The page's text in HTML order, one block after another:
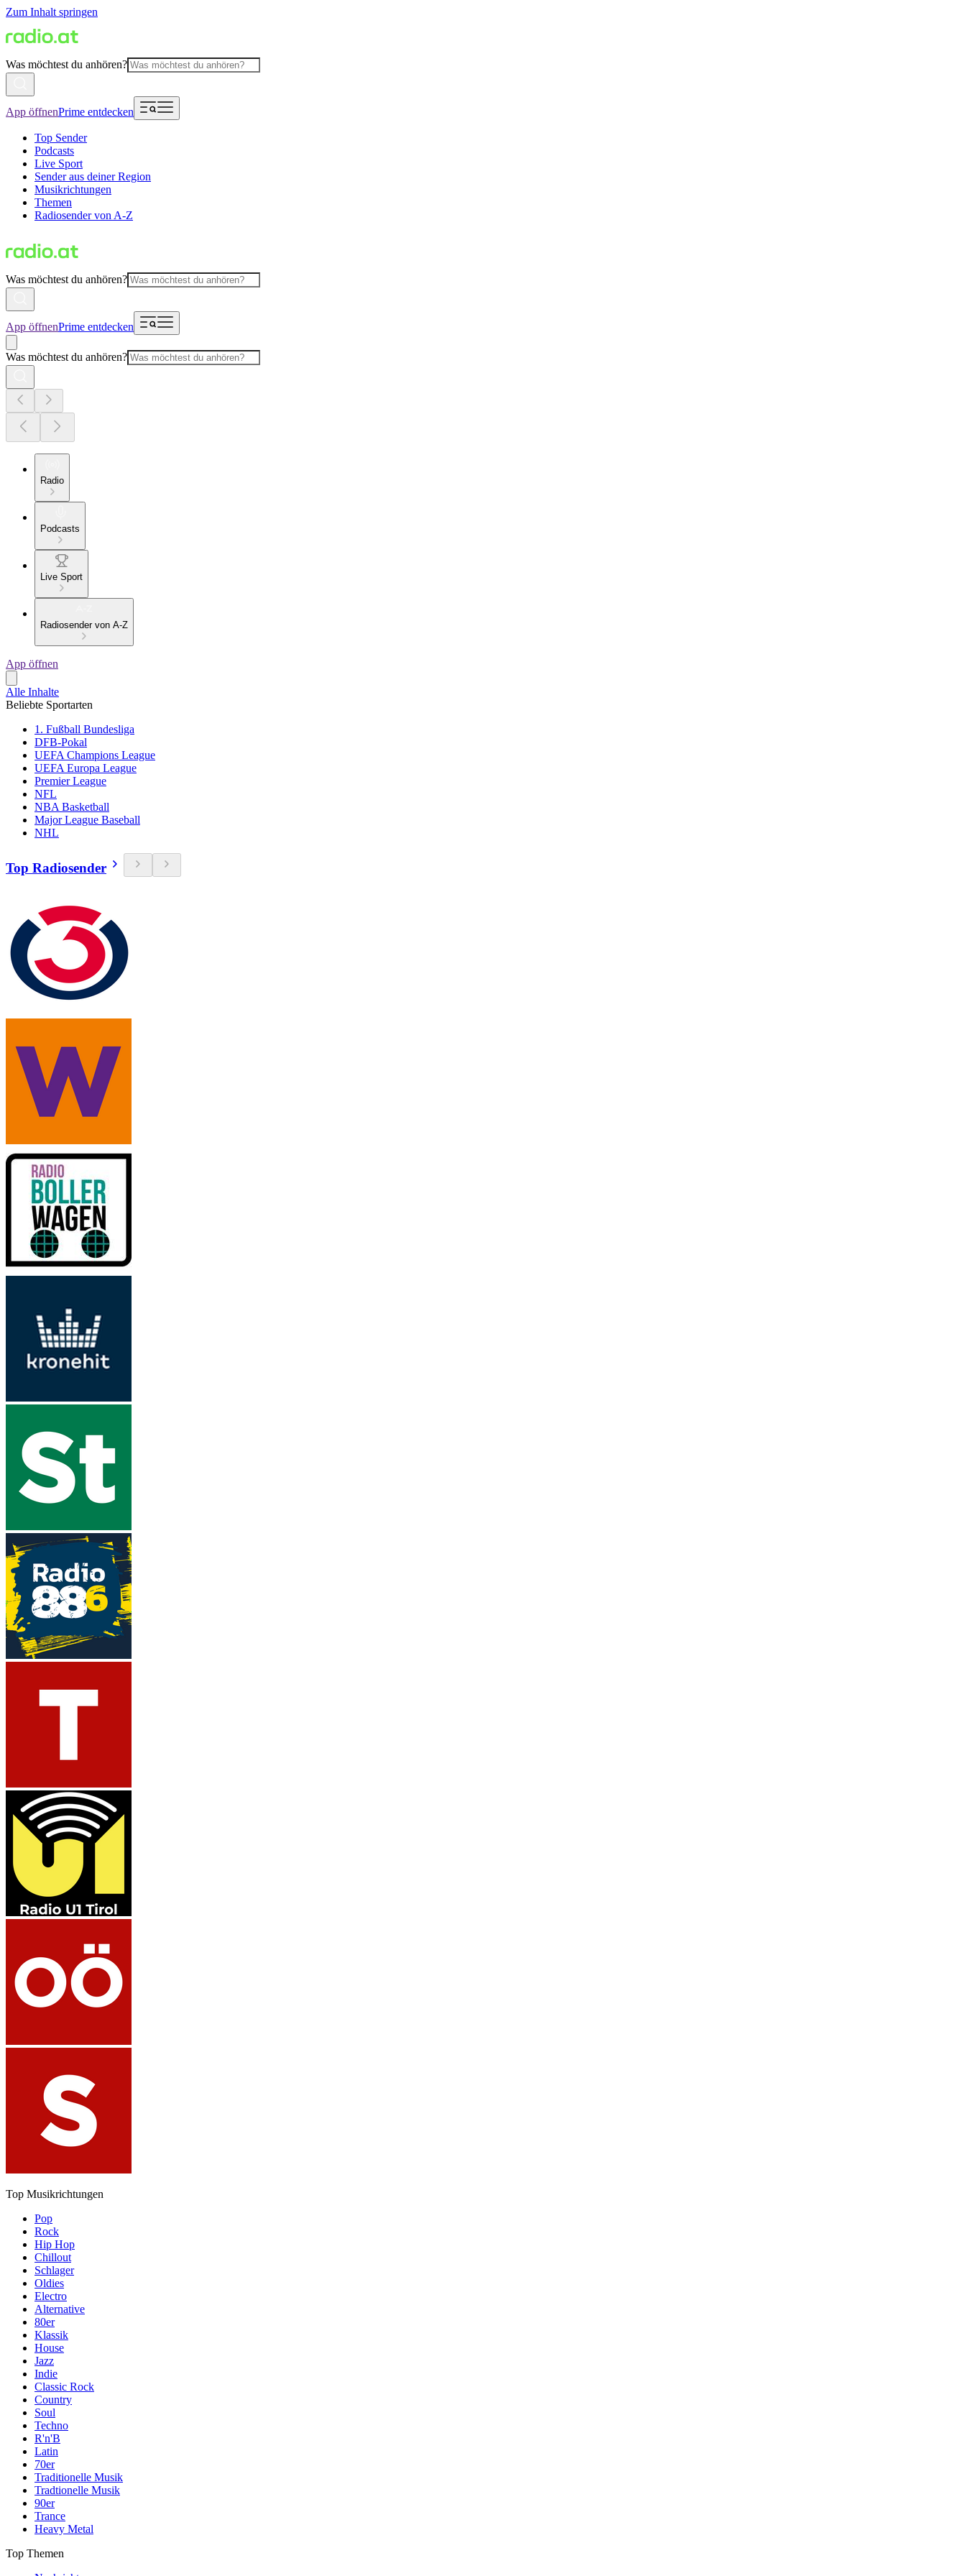
Zum Inhalt springen
Was möchtest du anhören?
App öffnenPrime entdecken
Top Sender
Podcasts
Live Sport
Sender aus deiner Region
Musikrichtungen
Themen
Radiosender von A-Z
Was möchtest du anhören?
App öffnenPrime entdecken
Was möchtest du anhören?
Radio
Podcasts
Live Sport
Radiosender von A-Z
App öffnen
Alle Inhalte
Beliebte Sportarten
1. Fußball Bundesliga
DFB-Pokal
UEFA Champions League
UEFA Europa League
Premier League
NFL
NBA Basketball
Major League Baseball
NHL
Top Radiosender
Top Musikrichtungen
Pop
Rock
Hip Hop
Chillout
Schlager
Oldies
Electro
Alternative
80er
Klassik
House
Jazz
Indie
Classic Rock
Country
Soul
Techno
R'n'B
Latin
70er
Traditionelle Musik
Tradtionelle Musik
90er
Trance
Heavy Metal
Top Themen